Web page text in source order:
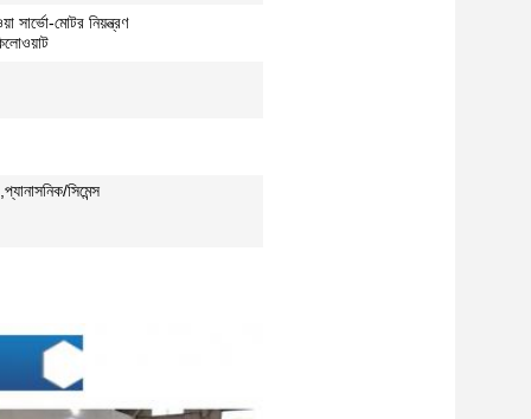
সার্ভো-মোটর নিয়ন্ত্রণ
সিমেন্স